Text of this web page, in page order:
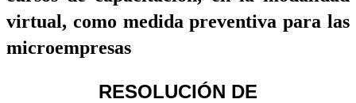
virtual, como medida preventiva para las
microempresas
RESOLUCIÓN DE